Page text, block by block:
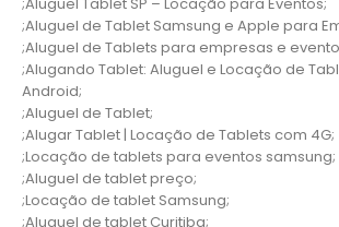
;Aluguel de Tablet Samsung e Apple para
;Aluguel de Tablets para empresas e
;Alugando Tablet: Aluguel e Locação de
Android;
;Aluguel de Tablet;
;Alugar Tablet | Locação de Tablets com 4G;
;Locação de tablets para eventos samsung;
;Aluguel de tablet preço;
;Locação de tablet Samsung;
;Aluguel de tablet Curitiba;